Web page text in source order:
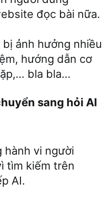
đọc bài nữa.
ảnh hưởng nhiều
hướng dẫn cơ
bla bla...
sang hỏi AI
hành vi người
tìm kiếm trên
AI.